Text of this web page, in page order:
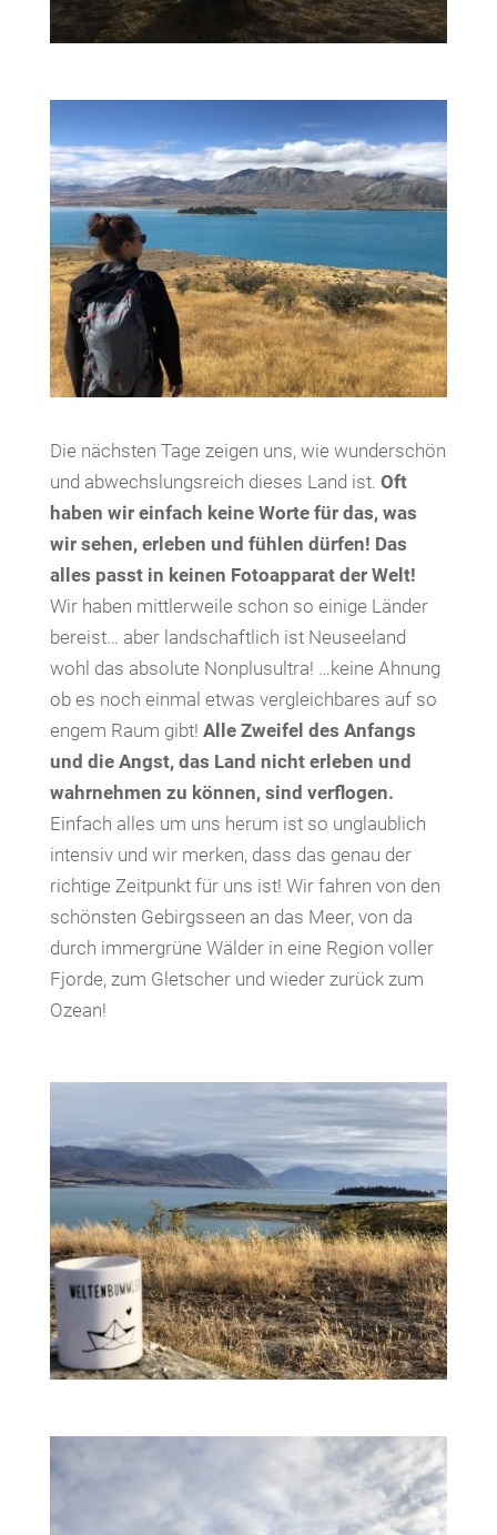
Die nächsten Tage zeigen uns, wie wunderschön
und abwechslungsreich dieses Land ist. Oft
haben wir einfach keine Worte für das, was
wir sehen, erleben und fühlen dürfen! Das
alles passt in keinen Fotoapparat der Welt!
Wir haben mittlerweile schon so einige Länder
bereist… aber landschaftlich ist Neuseeland
wohl das absolute Nonplusultra! …keine Ahnung
ob es noch einmal etwas vergleichbares auf so
engem Raum gibt! Alle Zweifel des Anfangs
und die Angst, das Land nicht erleben und
wahrnehmen zu können, sind verflogen.
Einfach alles um uns herum ist so unglaublich
intensiv und wir merken, dass das genau der
richtige Zeitpunkt für uns ist! Wir fahren von den
schönsten Gebirgsseen an das Meer, von da
durch immergrüne Wälder in eine Region voller
Fjorde, zum Gletscher und wieder zurück zum
Ozean!